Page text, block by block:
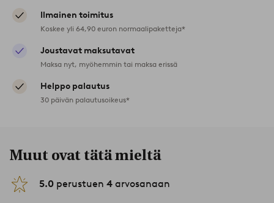
Ilmainen toimitus
Koskee yli 64,90 euron normaalipaketteja*
Joustavat maksutavat
Maksa nyt, myöhemmin tai maksa erissä
Helppo palautus
30 päivän palautusoikeus*
Muut ovat tätä mieltä
5.0 perustuen 4 arvosanaan